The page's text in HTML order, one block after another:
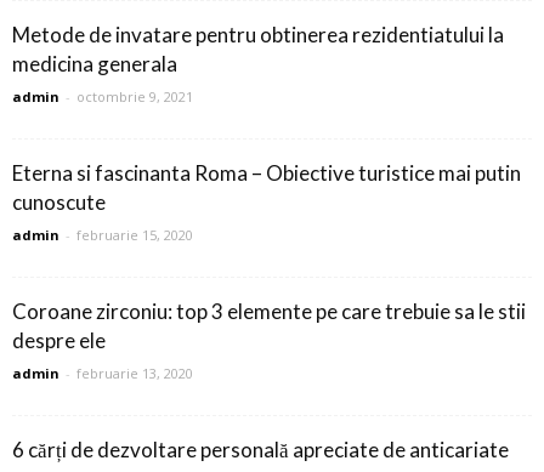
Metode de invatare pentru obtinerea rezidentiatului la
medicina generala
admin - octombrie 9, 2021
Eterna si fascinanta Roma – Obiective turistice mai putin
cunoscute
admin - februarie 15, 2020
Coroane zirconiu: top 3 elemente pe care trebuie sa le stii
despre ele
admin - februarie 13, 2020
6 cărți de dezvoltare personală apreciate de anticariate